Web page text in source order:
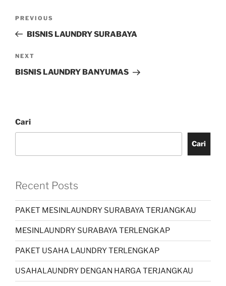
PREVIOUS
BISNIS LAUNDRY SURABAYA
NEXT
BISNIS LAUNDRY BANYUMAS
Cari
Cari
Recent Posts
PAKET MESINLAUNDRY SURABAYA TERJANGKAU
MESINLAUNDRY SURABAYA TERLENGKAP
PAKET USAHA LAUNDRY TERLENGKAP
USAHALAUNDRY DENGAN HARGA TERJANGKAU